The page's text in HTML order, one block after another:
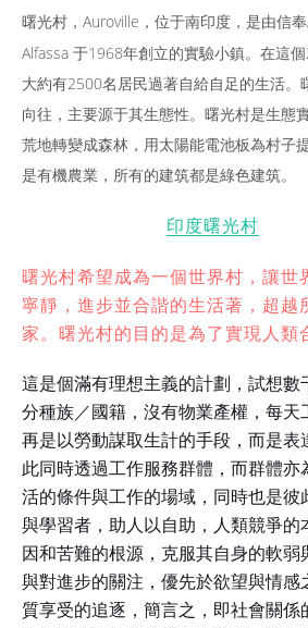
曙光村，Auroville，位于南印度，是由信
Alfassa 于1968年創立的實驗小鎮。在這
大約有2500名居民過著自給自足的生活。
向往，主要源于其生態性。曙光村是生態
荒地轉變成森林，用太陽能電池板為村子
是有機農業，所有的建筑都是綠色建筑。
印度曙光村
曙光村希望成為一個世界村，讓世
寧靜，進步並合諧的生活著，超越
家。曙光村的目的是為了實現人類
這是個滿有理想主義的計劃，試想數
分種族／國籍，沒有物業產權，每天
再是以勞動謀取生計的手段，而是表
此同時透過工作服務群體，而群體亦
活的條件與工作的場域，同時也是彼
與學習者，助人以自助，人類競爭的
因和苦難的根源，克服其自身的軟弱
與對進步的關注，優先於欲望與情感
質享受的追逐，簡言之，即社會關係